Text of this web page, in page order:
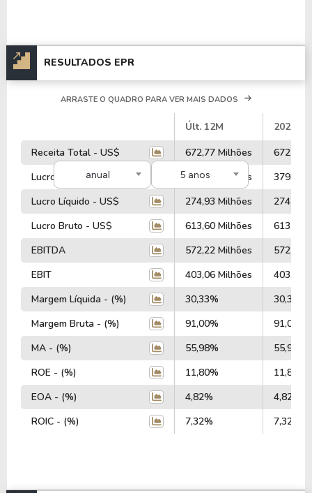
RESULTADOS EPR
anual 5 anos
ARRASTE O QUADRO PARA VER MAIS DADOS
Últ. 12M
2025
Receita Total - US$
672,77 Milhões
672,77
Lucro Operacional - US$
379,96 Milhões
379,96
Lucro Líquido - US$
274,93 Milhões
274,93
Lucro Bruto - US$
613,60 Milhões
613,60
EBITDA
572,22 Milhões
572,22
EBIT
403,06 Milhões
403,06
Margem Líquida - (%)
30,33%
30,33%
Margem Bruta - (%)
91,00%
91,00%
MA - (%)
55,98%
55,98%
ROE - (%)
11,80%
11,80%
EOA - (%)
4,82%
4,82%
ROIC - (%)
7,32% 7,32%